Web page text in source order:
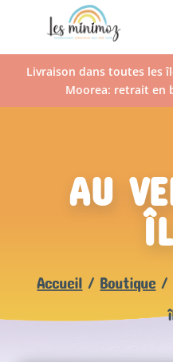
Livraison dans toutes les
Moorea: retrait en
AU
Accueil / Boutique/